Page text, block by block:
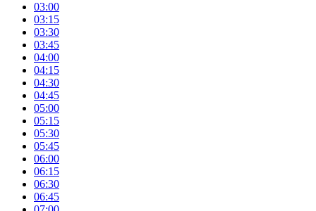
03:00
03:15
03:30
03:45
04:00
04:15
04:30
04:45
05:00
05:15
05:30
05:45
06:00
06:15
06:30
06:45